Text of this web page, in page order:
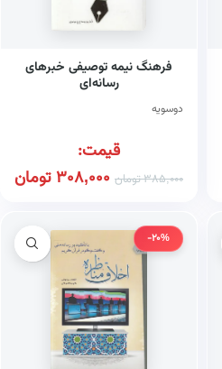
فرهنگ نیمه توصیفی خبرهای
رسانه‌ای
دوسویه
قیمت:
385,000تومان 308,000تومان
-20%